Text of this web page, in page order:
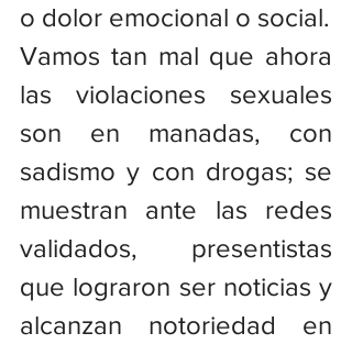
o dolor emocional o social.
Vamos tan mal que ahora
las violaciones sexuales
son en manadas, con
sadismo y con drogas; se
muestran ante las redes
validados, presentistas
que lograron ser noticias y
alcanzan notoriedad en